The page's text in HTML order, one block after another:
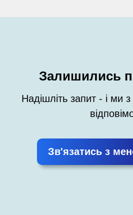
Залишились
Надішліть запит - і ми
Зв'язатись з